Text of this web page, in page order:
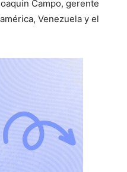
Campo, gerente
Venezuela y el